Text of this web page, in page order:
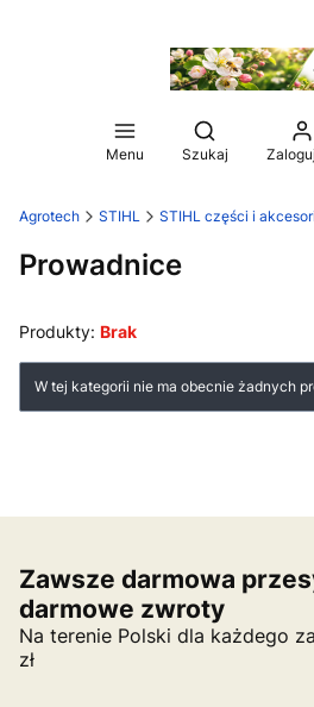
Menu
Otwórz
Szukaj
Agrotech STIHL STIHL części i
Prowadnice
Produkty: Brak
Lista produktów
W tej kategorii nie ma obecnie żadnych
Zawsze darmowa
darmowe zwroty
Na terenie Polski dla każdego
zł